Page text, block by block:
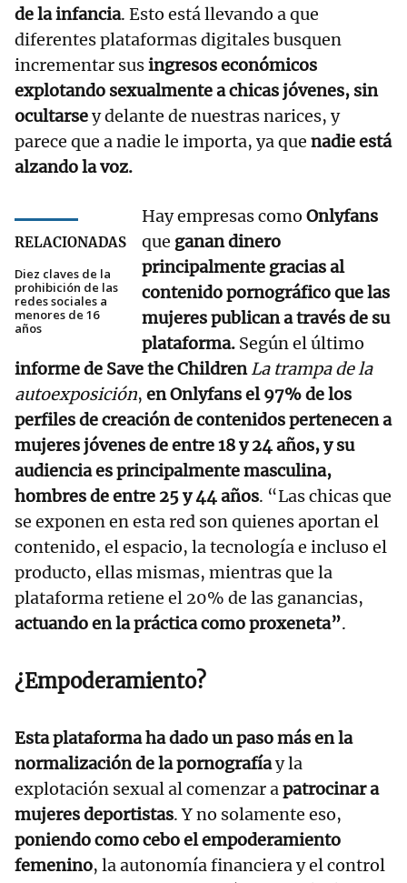
de la infancia. Esto está llevando a que
diferentes plataformas digitales busquen
incrementar susingresos económicos
explotando sexualmente a chicas jóvenes, sin
ocultarsey delante de nuestras narices, y
parece que a nadie le importa, ya que nadie está
alzando la voz.
RELACIONADAS
Diez claves de la
prohibición de las
redes sociales a
menores de 16
años
Hay empresas como Onlyfans
que ganan dinero
principalmente gracias al
contenido pornográfico que las
mujeres publican a través de su
plataforma. Según el último
informe de Save the ChildrenLa trampa de la
autoexposición, en Onlyfans el 97% de los
perfiles de creación de contenidos pertenecen a
mujeres jóvenes de entre 18 y 24 años, y su
audiencia es principalmente masculina,
hombres de entre 25 y 44 años. “Las chicas que
se exponen en esta red son quienes aportan el
contenido, el espacio, la tecnología e incluso el
producto, ellas mismas, mientras que la
plataforma retiene el 20% de las ganancias,
actuando en la práctica como proxeneta”.
¿Empoderamiento?
Esta plataforma ha dado un paso más en la
normalización de la pornografíay la
explotación sexual al comenzar apatrocinar a
mujeres deportistas. Y no solamente eso,
poniendo como cebo el empoderamiento
femenino, la autonomía financiera y el control